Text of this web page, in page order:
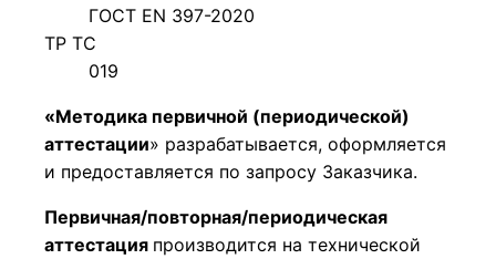
ГОСТ EN 397-2020
ТР ТС
019
«Методика первичной (периодической)
аттестации» разрабатывается, оформляется
и предоставляется по запросу Заказчика.
Первичная/повторная/периодическая
аттестация производится на технической